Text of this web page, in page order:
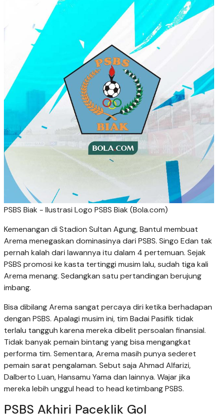
PSBS Biak - Ilustrasi Logo PSBS Biak (Bola.com)
Kemenangan di Stadion Sultan Agung, Bantul membuat
Arema menegaskan dominasinya dari PSBS. Singo Edan tak
pernah kalah dari lawannya itu dalam 4 pertemuan. Sejak
PSBS promosi ke kasta tertinggi musim lalu, sudah tiga kali
Arema menang. Sedangkan satu pertandingan berujung
imbang.
Bisa dibilang Arema sangat percaya diri ketika berhadapan
dengan PSBS. Apalagi musim ini, tim Badai Pasifik tidak
terlalu tangguh karena mereka dibelit persoalan finansial.
Tidak banyak pemain bintang yang bisa mengangkat
performa tim. Sementara, Arema masih punya sederet
pemain sarat pengalaman. Sebut saja Ahmad Alfarizi,
Dalberto Luan, Hansamu Yama dan lainnya. Wajar jika
mereka lebih unggul head to head ketimbang PSBS.
PSBS Akhiri Paceklik Gol